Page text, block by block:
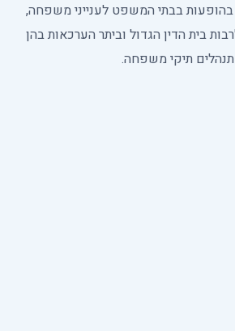
בהופעות בבתי המשפט לענייני משפחה,
בית הדין הגדול וביתר הערכאות בהן
תיקי משפחה.